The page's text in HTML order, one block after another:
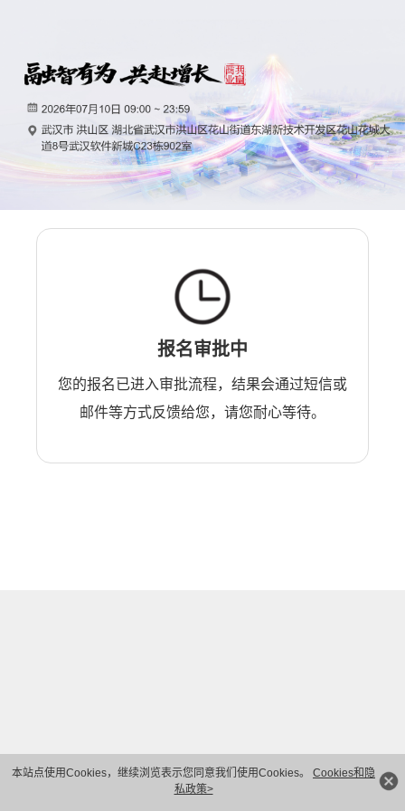
本站点使用Cookies，继续浏览表示您同意我们使用Cookies。 Cookies和隐
私政策>
报名审批中
您的报名已进入审批流程，结果会通过短信或
邮件等方式反馈给您，请您耐心等待。